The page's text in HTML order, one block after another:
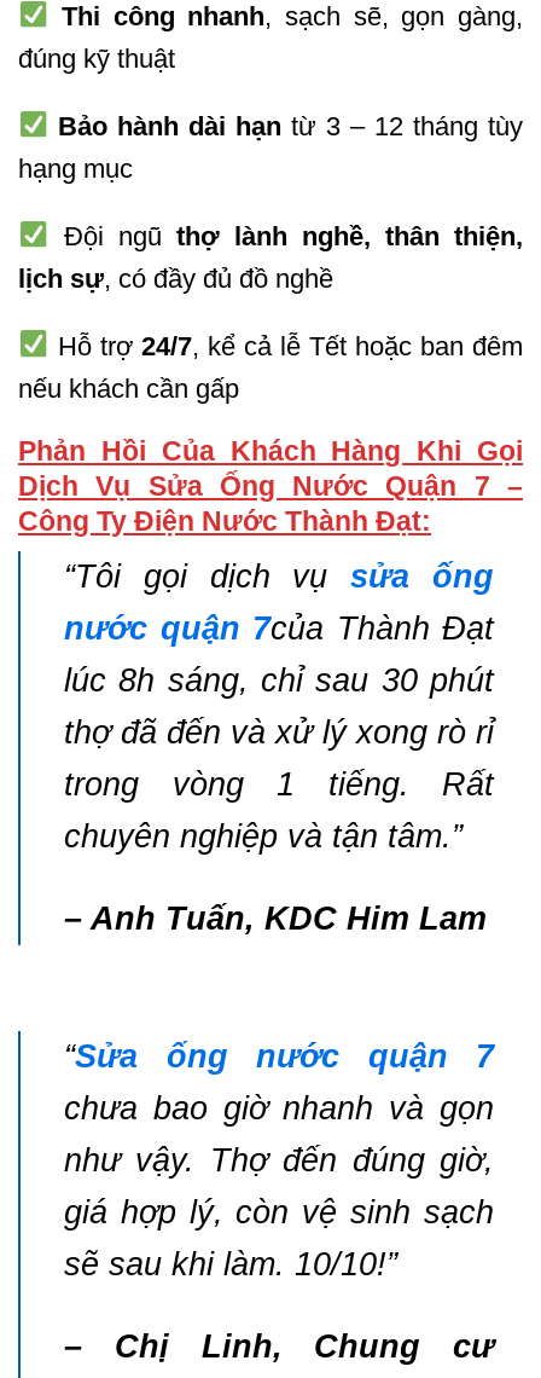
Thi công nhanh, sạch sẽ, gọn gàng,
đúng kỹ thuật
Bảo hành dài hạn từ 3 – 12 tháng tùy
hạng mục
Đội ngũ thợ lành nghề, thân thiện,
lịch sự, có đầy đủ đồ nghề
Hỗ trợ 24/7, kể cả lễ Tết hoặc ban đêm
nếu khách cần gấp
Phản Hồi Của Khách Hàng Khi Gọi
Dịch Vụ Sửa Ống Nước Quận 7 –
Công Ty Điện Nước Thành Đạt:
“Tôi gọi dịch vụ sửa ống
nước quận 7của Thành Đạt
lúc 8h sáng, chỉ sau 30 phút
thợ đã đến và xử lý xong rò rỉ
trong vòng 1 tiếng. Rất
chuyên nghiệp và tận tâm.”
– Anh Tuấn, KDC Him Lam
“Sửa ống nước quận 7
chưa bao giờ nhanh và gọn
như vậy. Thợ đến đúng giờ,
giá hợp lý, còn vệ sinh sạch
sẽ sau khi làm. 10/10!”
– Chị Linh, Chung cư